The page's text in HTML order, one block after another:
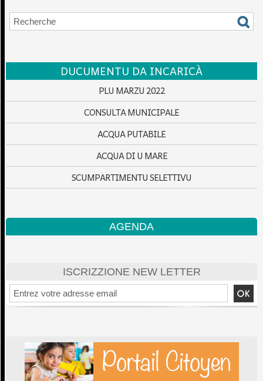
DUCUMENTU DA INCARICÀ
PLU MARZU 2022
CONSULTA MUNICIPALE
ACQUA PUTABILE
ACQUA DI U MARE
SCUMPARTIMENTU SELETTIVU
AGENDA
ISCRIZZIONE NEW LETTER